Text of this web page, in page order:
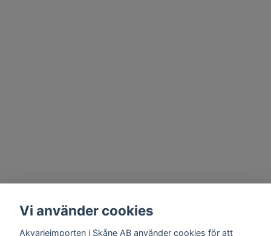
Vi använder cookies
Akvarieimporten i Skåne AB använder cookies för att